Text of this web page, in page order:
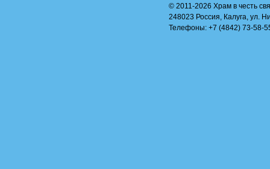
© 2011-2026 Храм в честь
248023 Россия, Калуга, ул.
Телефоны: +7 (4842) 73-58-